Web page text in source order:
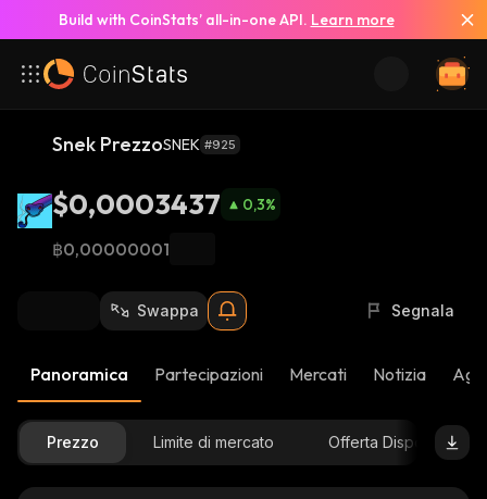
Build with CoinStats’ all-in-one API. Learn more
Snek PrezzoSNEK #925
$0,0003437 0,3%
฿0,00000001
Swappa Segnala
Panoramica Partecipazioni Mercati Notizia
Prezzo Limite di mercato Offerta Disponibile